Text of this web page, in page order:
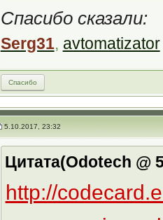
Спасибо сказали:
Serg31, avtomatizator
Спасибо
5.10.2017, 23:32
Цитата(Odotech @
http://